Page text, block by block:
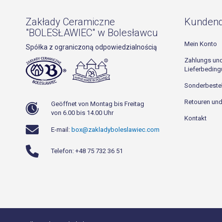
Zakłady Ceramiczne
"BOLESŁAWIEC" w Bolesławcu
Spółka z ograniczoną odpowiedzialnością
Geöffnet von Montag bis Freitag
von 6.00 bis 14.00 Uhr
E-mail: box@zakladyboleslawiec.com
Telefon: +48 75 732 36 51
Mein Konto
Zahlungs und
Retouren
Kontakt